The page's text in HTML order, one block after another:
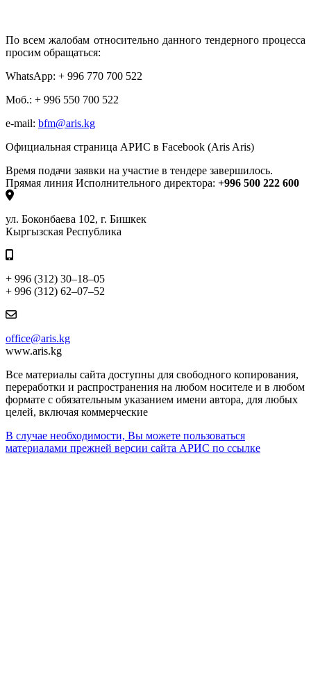
По всем жалобам относительно данного тендерного процесса
просим обращаться:
WhatsApp: + 996 770 700 522
Моб.: + 996 550 700 522
e-mail: bfm@aris.kg
Официальная страница АРИС в Facebook (Aris Aris)
Время подачи заявки на участие в тендере завершилось.
Прямая линия Исполнительного директора: +996 500 222 600
ул. Боконбаева 102, г. Бишкек
Кыргызская Республика
+ 996 (312) 30–18–05
+ 996 (312) 62–07–52
office@aris.kg
www.aris.kg
Все материалы сайта доступны для свободного копирования,
переработки и распространения на любом носителе и в любом
формате с обязательным указанием имени автора, для любых
целей, включая коммерческие
В случае необходимости, Вы можете пользоваться
материалами прежней версии сайта АРИС по ссылке